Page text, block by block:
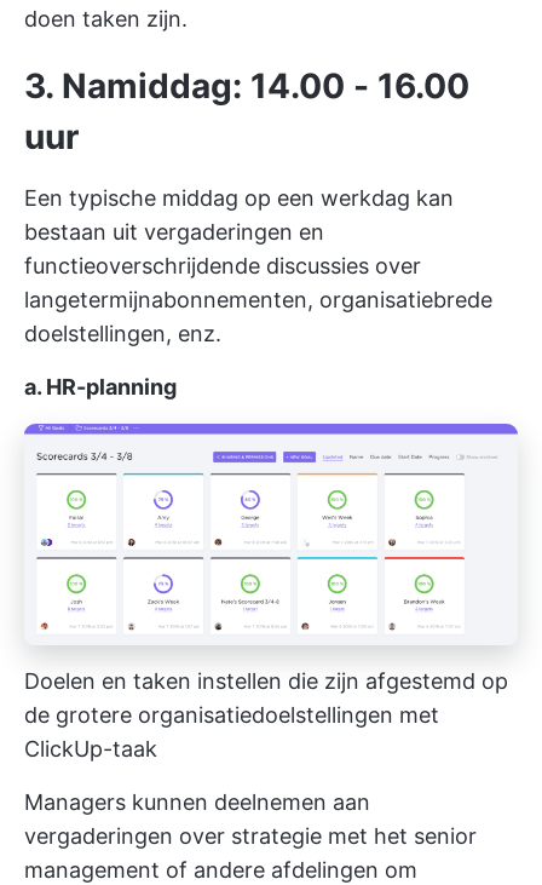
doen taken zijn.
3. Namiddag: 14.00 - 16.00
uur
Een typische middag op een werkdag kan
bestaan uit vergaderingen en
functieoverschrijdende discussies over
langetermijnabonnementen, organisatiebrede
doelstellingen, enz.
a. HR-planning
Doelen en taken instellen die zijn afgestemd op
de grotere organisatiedoelstellingen met
ClickUp-taak
Managers kunnen deelnemen aan
vergaderingen over strategie met het senior
management of andere afdelingen om